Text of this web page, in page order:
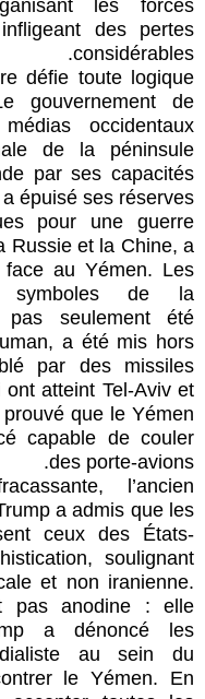
les forces
des pertes
considérables.
défie toute logique
gouvernement de
occidentaux
de la péninsule
par ses capacités
épuisé ses réserves
pour une guerre
Russie et la Chine, a
au Yémen. Les
symboles de la
pas seulement été
a été mis hors
par des missiles
atteint Tel-Aviv et
que le Yémen
capable de couler
des porte-avions.
l’ancien
a admis que les
ceux des États-
soulignant
et non iranienne.
pas anodine : elle
a dénoncé les
au sein du
le Yémen. En